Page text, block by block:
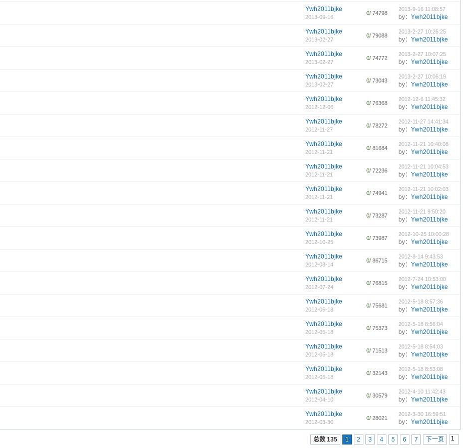
Ywh2011bjke
2013-09-16
0/ 74798
2013-9-16 11:08:57
by： Ywh2011bjke
Ywh2011bjke
2013-02-27
0/ 79088
2013-2-27 10:26:25
by： Ywh2011bjke
Ywh2011bjke
2013-02-27
0/ 74772
2013-2-27 10:07:25
by： Ywh2011bjke
Ywh2011bjke
2013-02-27
0/ 73043
2013-2-27 10:06:19
by： Ywh2011bjke
Ywh2011bjke
2012-12-06
0/ 76368
2012-12-6 11:45:32
by： Ywh2011bjke
Ywh2011bjke
2012-11-27
0/ 78272
2012-11-27 14:41:34
by： Ywh2011bjke
Ywh2011bjke
2012-11-21
0/ 81684
2012-11-21 10:40:08
by： Ywh2011bjke
Ywh2011bjke
2012-11-21
0/ 72236
2012-11-21 10:04:53
by： Ywh2011bjke
Ywh2011bjke
2012-11-21
0/ 74941
2012-11-21 10:02:03
by： Ywh2011bjke
Ywh2011bjke
2012-11-21
0/ 73287
2012-11-21 9:50:20
by： Ywh2011bjke
Ywh2011bjke
2012-10-25
0/ 73987
2012-10-25 10:00:28
by： Ywh2011bjke
Ywh2011bjke
2012-08-14
0/ 86715
2012-8-14 9:43:53
by： Ywh2011bjke
Ywh2011bjke
2012-07-24
0/ 76815
2012-7-24 10:53:00
by： Ywh2011bjke
Ywh2011bjke
2012-05-18
0/ 75681
2012-5-18 8:57:36
by： Ywh2011bjke
Ywh2011bjke
2012-05-18
0/ 75373
2012-5-18 8:56:04
by： Ywh2011bjke
Ywh2011bjke
2012-05-18
0/ 71513
2012-5-18 8:54:03
by： Ywh2011bjke
Ywh2011bjke
2012-05-18
0/ 32143
2012-5-18 8:53:08
by： Ywh2011bjke
Ywh2011bjke
2012-04-10
0/ 30579
2012-4-10 11:42:43
by： Ywh2011bjke
Ywh2011bjke
2012-03-30
0/ 28021
2012-3-30 16:59:51
by： Ywh2011bjke
总数 135 1 2 3 4 5 6 7 下一页